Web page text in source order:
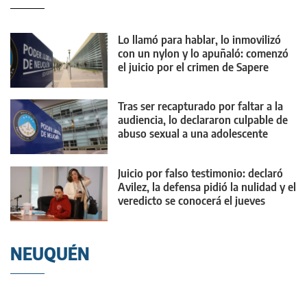
Lo llamó para hablar, lo inmovilizó
con un nylon y lo apuñaló: comenzó
el juicio por el crimen de Sapere
Tras ser recapturado por faltar a la
audiencia, lo declararon culpable de
abuso sexual a una adolescente
Juicio por falso testimonio: declaró
Avilez, la defensa pidió la nulidad y el
veredicto se conocerá el jueves
NEUQUÉN